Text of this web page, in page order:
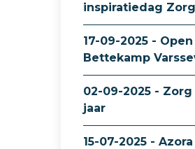
inspiratiedag
17-09-2025 -
Bettekamp
02-09-2025 -
jaar
15-07-2025 -